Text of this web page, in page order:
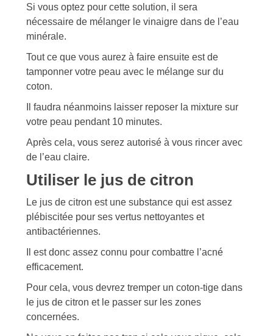
Si vous optez pour cette solution, il sera
nécessaire de mélanger le vinaigre dans de l’eau
minérale.
Tout ce que vous aurez à faire ensuite est de
tamponner votre peau avec le mélange sur du
coton.
Il faudra néanmoins laisser reposer la mixture sur
votre peau pendant 10 minutes.
Après cela, vous serez autorisé à vous rincer avec
de l’eau claire.
Utiliser le jus de citron
Le jus de citron est une substance qui est assez
plébiscitée pour ses vertus nettoyantes et
antibactériennes.
Il est donc assez connu pour combattre l’acné
efficacement.
Pour cela, vous devrez tremper un coton-tige dans
le jus de citron et le passer sur les zones
concernées.